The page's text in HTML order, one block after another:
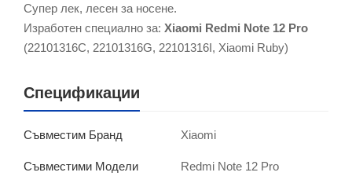
Супер лек, лесен за носене.
Изработен специално за: Xiaomi Redmi Note 12 Pro
(22101316C, 22101316G, 22101316I, Xiaomi Ruby)
Спецификации
Съвместим Бранд Xiaomi
Съвместими Модели Redmi Note 12 Pro